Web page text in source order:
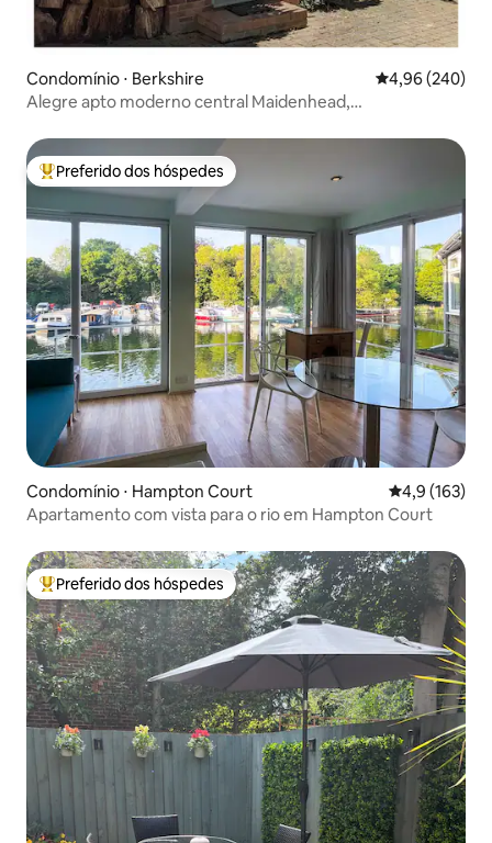
Condomínio ⋅ Berkshire 4,96 de uma
4,96 (240)
Alegre apto moderno central Maidenhead,
Entre os melhores preferidos dos hóspedes
Preferido dos hóspedes
Condomínio ⋅ Hampton Court 4,9 de uma
4,9 (163)
Apartamento com vista para o rio em Hampton Court
Entre os melhores preferidos dos hóspedes
Preferido dos hóspedes